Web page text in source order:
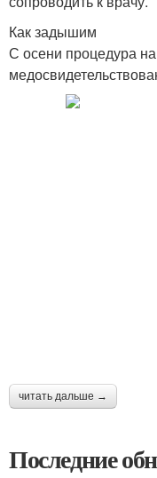
Как задышим
С осени процедура
читать дальше →
Последние